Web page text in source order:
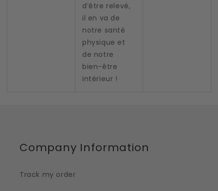
d’être relevé,
il en va de
notre santé
physique et
de notre
bien-être
intérieur !
Company Information
Track my order